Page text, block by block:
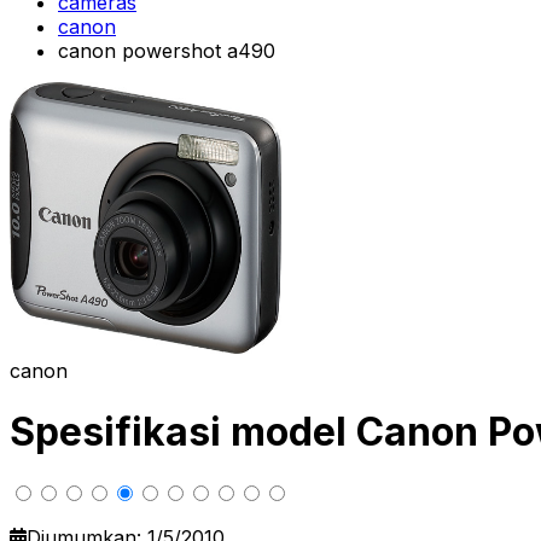
canon
canon powershot a490
canon
Spesifikasi model Canon